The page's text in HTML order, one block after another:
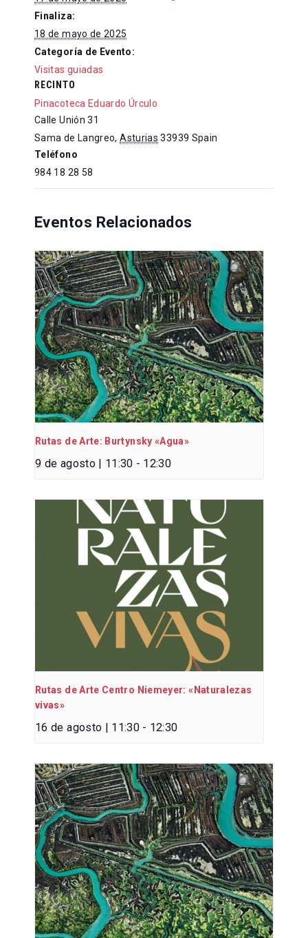
Finaliza:
18 de mayo de 2025
Categoría de Evento:
Visitas guiadas
RECINTO
Pinacoteca Eduardo Úrculo
Calle Unión 31
Sama de Langreo, Asturias 33939 Spain
Teléfono
984 18 28 58
Eventos Relacionados
Rutas de Arte: Burtynsky «Agua»
9 de agosto | 11:30 - 12:30
Rutas de Arte Centro Niemeyer: «Naturalezas
vivas»
16 de agosto | 11:30 - 12:30